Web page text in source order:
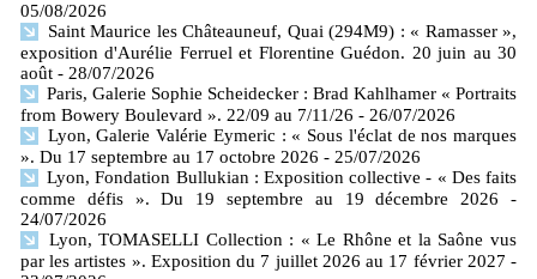
05/08/2026
Saint Maurice les Châteauneuf, Quai (294M9) : « Ramasser »,
exposition d'Aurélie Ferruel et Florentine Guédon. 20 juin au 30
août - 28/07/2026
Paris, Galerie Sophie Scheidecker : Brad Kahlhamer « Portraits
from Bowery Boulevard ». 22/09 au 7/11/26 - 26/07/2026
Lyon, Galerie Valérie Eymeric : « Sous l'éclat de nos marques
». Du 17 septembre au 17 octobre 2026 - 25/07/2026
Lyon, Fondation Bullukian : Exposition collective - « Des faits
comme défis ». Du 19 septembre au 19 décembre 2026
-
24/07/2026
Lyon, TOMASELLI Collection : « Le Rhône et la Saône vus
par les artistes ». Exposition du 7 juillet 2026 au 17 février 2027 -